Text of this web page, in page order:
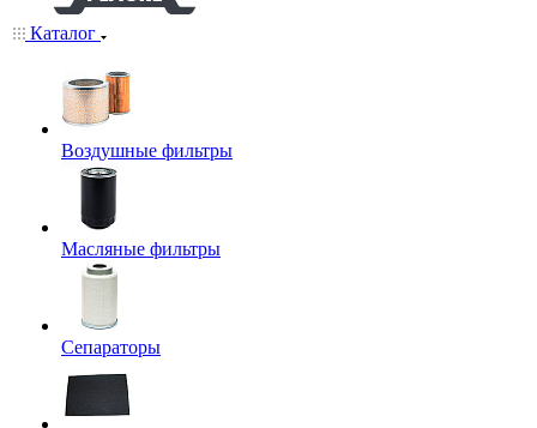
Каталог
Воздушные фильтры
Масляные фильтры
Сепараторы